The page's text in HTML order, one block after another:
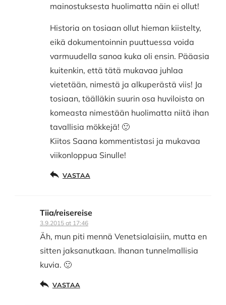
mainostuksesta huolimatta näin ei ollut!
Historia on tosiaan ollut hieman kiistelty,
eikä dokumentoinnin puuttuessa voida
varmuudella sanoa kuka oli ensin. Pääasia
kuitenkin, että tätä mukavaa juhlaa
vietetään, nimestä ja alkuperästä viis! Ja
tosiaan, täälläkin suurin osa huviloista on
komeasta nimestään huolimatta niitä ihan
tavallisia mökkejä! 🙂
Kiitos Saana kommentistasi ja mukavaa
viikonloppua Sinulle!
VASTAA
Tiia/reisereise
3.9.2015 at 17:46
Äh, mun piti mennä Venetsialaisiin, mutta en
sitten jaksanutkaan. Ihanan tunnelmallisia
kuvia. 🙂
VASTAA